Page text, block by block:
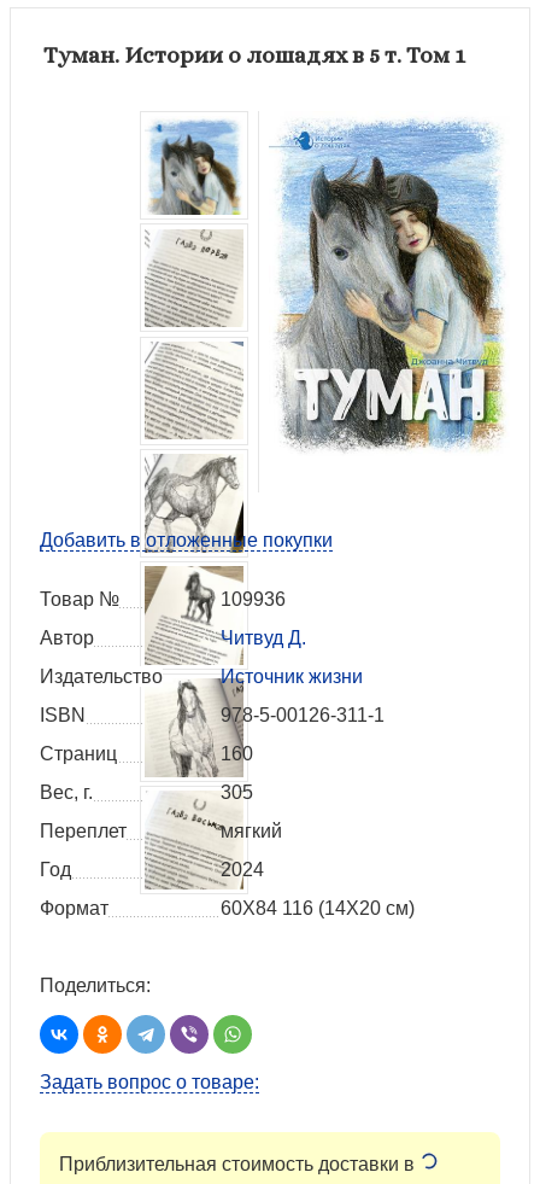
Туман. Истории о лошадях в 5 т. Том 1
Добавить в отложенные покупки
Товар №
109936
Автор
Читвуд Д.
Издательство
Источник жизни
ISBN
978-5-00126-311-1
Страниц
160
Вес, г.
305
Переплет
мягкий
Год
2024
Формат
60Х84 116 (14Х20 см)
Поделиться:
Задать вопрос о товаре:
Приблизительная стоимость доставки в